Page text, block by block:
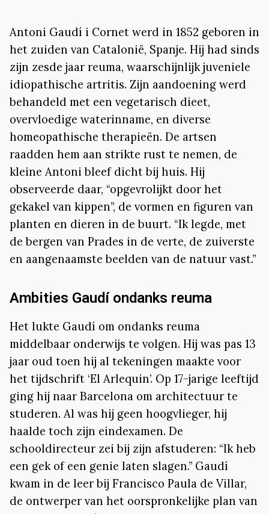
Antoni Gaudí i Cornet werd in 1852 geboren in
het zuiden van Catalonië, Spanje. Hij had sinds
zijn zesde jaar reuma, waarschijnlijk juveniele
idiopathische artritis. Zijn aandoening werd
behandeld met een vegetarisch dieet,
overvloedige waterinname, en diverse
homeopathische therapieën. De artsen
raadden hem aan strikte rust te nemen, de
kleine Antoni bleef dicht bij huis. Hij
observeerde daar, “opgevrolijkt door het
gekakel van kippen”, de vormen en figuren van
planten en dieren in de buurt. “Ik legde, met
de bergen van Prades in de verte, de zuiverste
en aangenaamste beelden van de natuur vast.”
Ambities Gaudí ondanks reuma
Het lukte Gaudí om ondanks reuma
middelbaar onderwijs te volgen. Hij was pas 13
jaar oud toen hij al tekeningen maakte voor
het tijdschrift ‘El Arlequin’. Op 17-jarige leeftijd
ging hij naar Barcelona om architectuur te
studeren. Al was hij geen hoogvlieger, hij
haalde toch zijn eindexamen. De
schooldirecteur zei bij zijn afstuderen: “Ik heb
een gek of een genie laten slagen.” Gaudí
kwam in de leer bij Francisco Paula de Villar,
de ontwerper van het oorspronkelijke plan van